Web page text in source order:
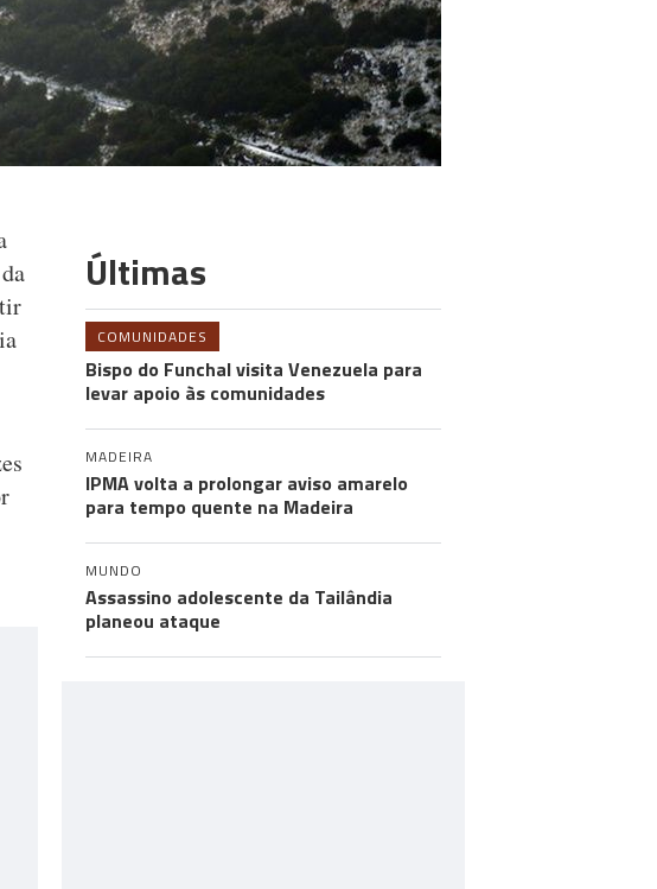
Últimas
COMUNIDADES
Bispo do Funchal visita Venezuela para
levar apoio às comunidades
MADEIRA
IPMA volta a prolongar aviso amarelo
para tempo quente na Madeira
MUNDO
Assassino adolescente da Tailândia
planeou ataque